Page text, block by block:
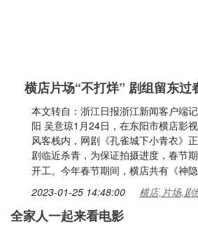
横店片场“不打烊” 剧组留东过
本文转自：浙江日报浙江新闻客户端
阳 吴意琼1月24日，在东阳市横店影
风客栈内，网剧《孔雀城下小青衣》
剧临近杀青，为保证拍摄进度，春节
开工。今年春节期间，横店共有《神隐
2023-01-25 14:48:00 横店,片场,剧
全家人一起来看电影